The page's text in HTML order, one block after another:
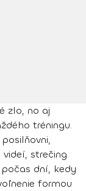
zlo, no aj
tréningu.
strečing
dní, kedy
formou